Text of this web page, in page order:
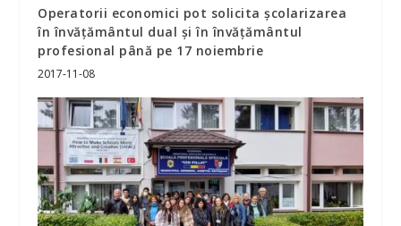
Operatorii economici pot solicita şcolarizarea
în învăţământul dual şi în învăţământul
profesional până pe 17 noiembrie
2017-11-08